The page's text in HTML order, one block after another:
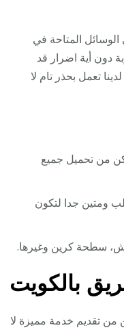
المتاحة في
دون أية اضرار قد
تعمل بحذر تام لا
من تحميل جميع
ومتين جدا لتكون
بالكويت
من تقديم خدمة مميزة لا